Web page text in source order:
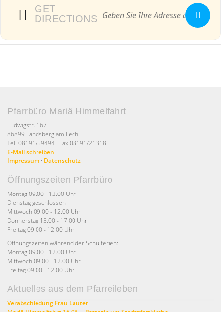
GET
DIRECTIONS
Pfarrbüro Mariä Himmelfahrt
Ludwigstr. 167
86899 Landsberg am Lech
Tel. 08191/59494 · Fax 08191/21318
E-Mail schreiben
Impressum · Datenschutz
Öffnungszeiten Pfarrbüro
Montag 09.00 - 12.00 Uhr
Dienstag geschlossen
Mittwoch 09.00 - 12.00 Uhr
Donnerstag 15.00 - 17.00 Uhr
Freitag 09.00 - 12.00 Uhr
Öffnungszeiten während der Schulferien:
Montag 09.00 - 12.00 Uhr
Mittwoch 09.00 - 12.00 Uhr
Freitag 09.00 - 12.00 Uhr
Aktuelles aus dem Pfarreileben
Verabschiedung Frau Lauter